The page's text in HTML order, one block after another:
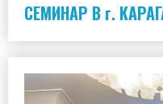
СЕМИНАР В г.